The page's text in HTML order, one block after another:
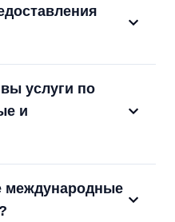
услуги по
и
международные